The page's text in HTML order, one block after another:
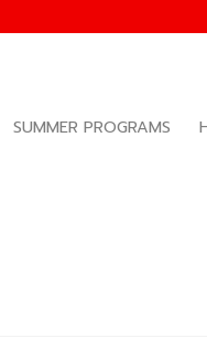
SUMMER PROGRAMS